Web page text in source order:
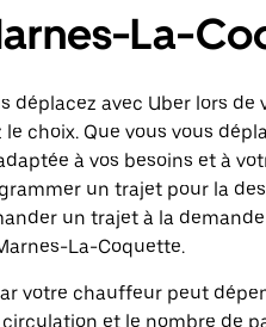
La-
déplacez avec Uber lors
le choix. Que vous vous
à vos besoins et à
un trajet pour la
un trajet à la
La-Coquette.
votre chauffeur peut
et le nombre de